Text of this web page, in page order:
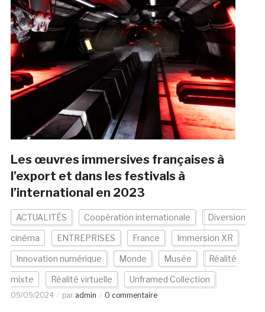
Les œuvres immersives françaises à
l’export et dans les festivals à
l’international en 2023
ACTUALITÉS Coopération internationale Diversion
cinéma ENTREPRISES France Immersion XR
Innovation numérique Monde Musée Réalité
mixte Réalité virtuelle Unframed Collection
09/09/2024 par admin 0 commentaire